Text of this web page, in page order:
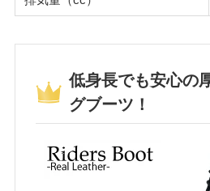
低身長でも安心の
グブーツ！